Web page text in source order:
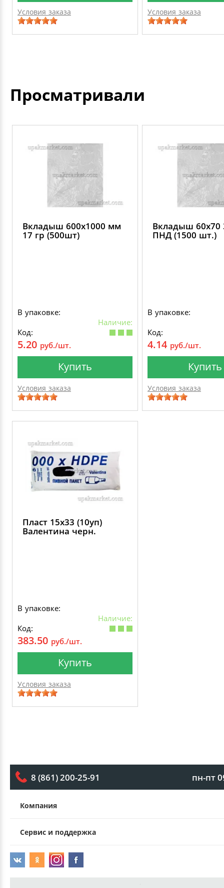
Условия заказа Условия заказа
Просматривали
Вкладыш 600х1000 мм
17 гр (500шт)
В упаковке:
Наличие:
Код:
5.20 руб./шт.
Купить
Условия заказа
Вкладыш 60х70
ПНД (1500 шт.)
В упаковке:
Код:
4.14 руб./шт.
Купить
Условия заказа
Пласт 15х33 (10уп)
Валентина черн.
В упаковке:
Наличие:
Код:
383.50 руб./шт.
Купить
Условия заказа
8 (861) 200-25-91 пн-пт
Компания
Сервис и поддержка